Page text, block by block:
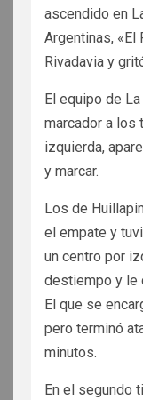
ascendido en
Argentinas, «El
Rivadavia y
El equipo de
marcador a los
izquierda,
y marcar.
Los de
el empate y
un centro por
destiempo y le
El que se
pero terminó
minutos.
En el segundo